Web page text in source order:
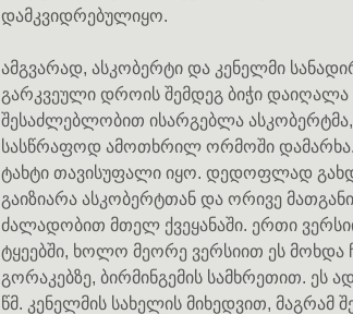
დამკვიდრებულიყო.
ამგვარად, ასკობერტი და კენელმი
გარკვეული დროის შემდეგ ბიჭი დაიღალა
შესაძლებლობით ისარგებლა ასკობერტმა,
სასწრაფოდ ამოთხრილ ორმოში დამარხა.
ტახტი თავისუფალი იყო. დედოფლად
გაიზიარა ასკობერტთან და ორივე
ძალადობით მთელ ქვეყანაში. ერთი
ტყეებში, ხოლო მეორე ვერსიით ეს
გორაკებზე, ბირმინგემის სამხრეთით.
წმ. კენელმის სახელის მიხედვით, მაგრამ